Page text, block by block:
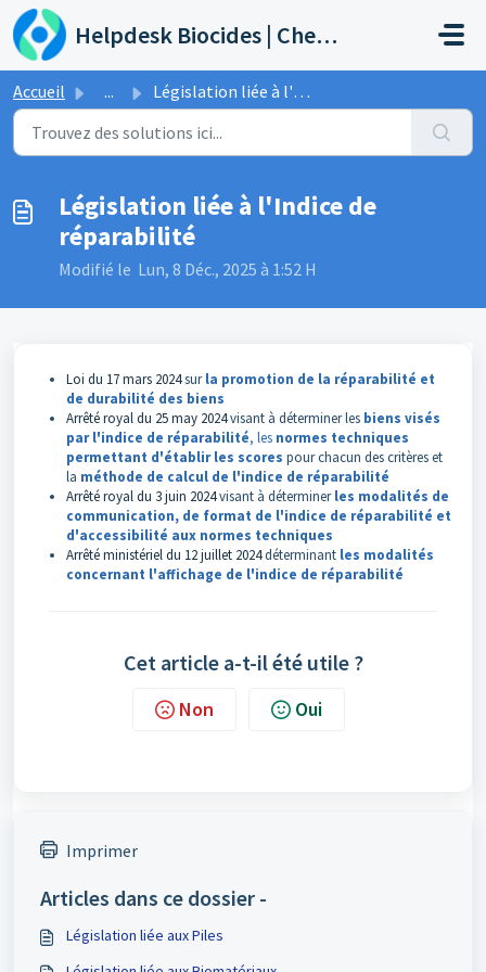
Passer au contenu principal
Helpdesk Biocides | Chemicals | Products
Accueil ... Législation liée à l'Indice de réparabilité
Législation liée à l'Indice de
réparabilité
Modifié le Lun, 8 Déc., 2025 à 1:52 H
Loi du 17 mars 2024surla promotion de la réparabilité et
de durabilité des biens
Arrêté royal du 25 may 2024visant à déterminer les biens visés
par l'indice de réparabilité, les normes techniques
permettant d'établir les scores pour chacun des critères et
la méthode de calcul de l'indice de réparabilité
Arrêté royal du 3 juin 2024visant à déterminer les modalités de
communication, de format de l'indice de réparabilité et
d'accessibilité aux normes techniques
Arrêté ministériel du 12 juillet 2024déterminant les modalités
concernant l'affichage de l'indice de réparabilité
Cet article a-t-il été utile ?
Non Oui
Imprimer
Articles dans ce dossier -
Législation liée aux Piles